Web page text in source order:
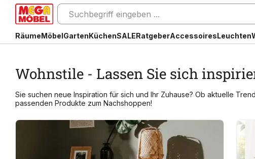
RäumeMöbelGartenKüchenSALERatgeberAccessoiresLeuchten
Wohnstile - Lassen Sie sich
Sie suchen neue Inspiration für sich und Ihr Zuhause? Ob aktuelle
passenden Produkte zum Nachshoppen!